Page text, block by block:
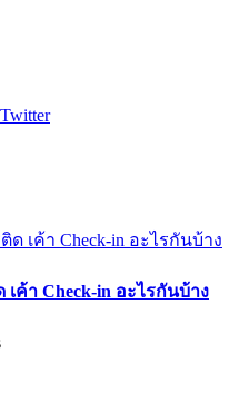
Twitter
ค้า Check-in อะไรกันบ้าง